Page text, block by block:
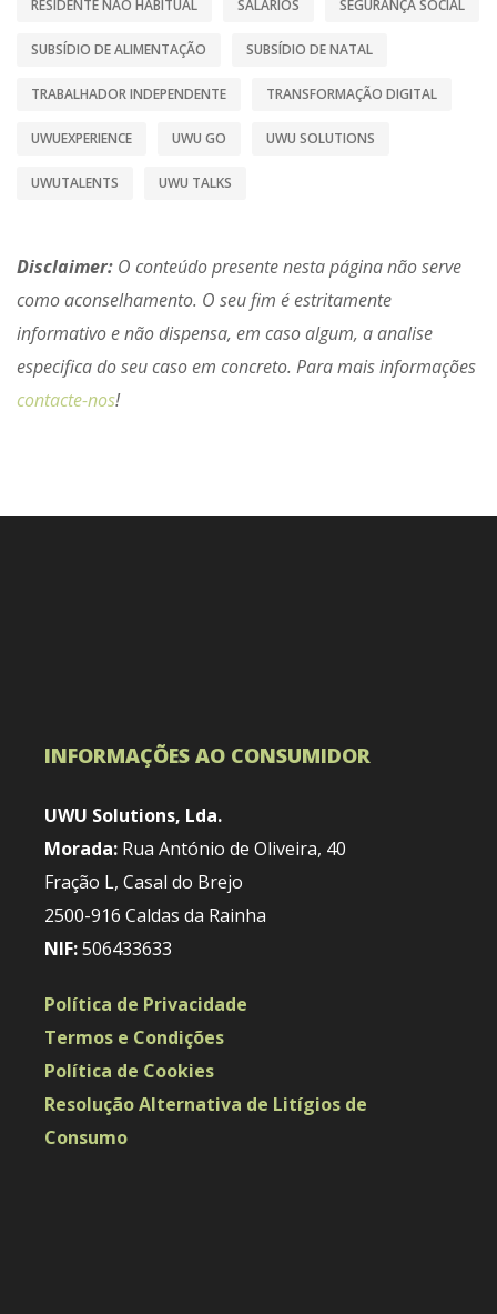
RESIDENTE NÃO HABITUAL SALÁRIOS SEGURANÇA SOCIAL
SUBSÍDIO DE ALIMENTAÇÃO SUBSÍDIO DE NATAL
TRABALHADOR INDEPENDENTE TRANSFORMAÇÃO DIGITAL
UWUEXPERIENCE UWU GO UWU SOLUTIONS
UWUTALENTS UWU TALKS
Disclaimer: O conteúdo presente nesta página não serve
como aconselhamento. O seu fim é estritamente
informativo e não dispensa, em caso algum, a analise
especifica do seu caso em concreto. Para mais informações
contacte-nos!
INFORMAÇÕES AO CONSUMIDOR
UWU Solutions, Lda.
Morada: Rua António de Oliveira, 40
Fração L, Casal do Brejo
2500-916 Caldas da Rainha
NIF:506433633
Política de Privacidade
Termos e Condições
Política de Cookies
Resolução Alternativa de Litígios de
Consumo